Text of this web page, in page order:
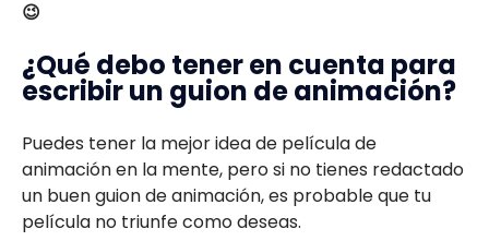
😉
¿Qué debo tener en cuenta para
escribir un guion de animación?
Puedes tener la mejor idea de película de
animación en la mente, pero si no tienes redactado
un buen guion de animación, es probable que tu
película no triunfe como deseas.